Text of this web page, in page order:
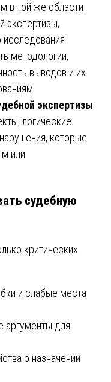
в той же области
экспертизы,
исследования
методологии,
выводов и их
экспертизы
логические
которые
или
судебную
критических
и слабые места
аргументы для
о назначении